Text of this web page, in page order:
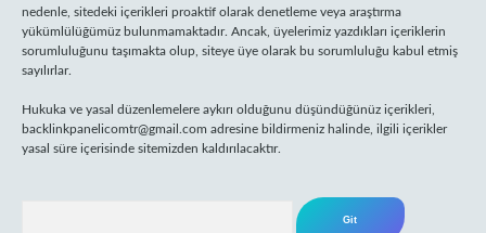
nedenle, sitedeki içerikleri proaktif olarak denetleme veya araştırma
yükümlülüğümüz bulunmamaktadır. Ancak, üyelerimiz yazdıkları içeriklerin
sorumluluğunu taşımakta olup, siteye üye olarak bu sorumluluğu kabul etmiş
sayılırlar.
Hukuka ve yasal düzenlemelere aykırı olduğunu düşündüğünüz içerikleri,
backlinkpanelicomtr@gmail.com adresine bildirmeniz halinde, ilgili içerikler
yasal süre içerisinde sitemizden kaldırılacaktır.